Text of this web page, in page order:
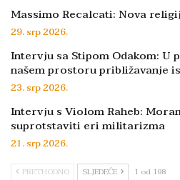
Massimo Recalcati: Nova
29. srp 2026.
Intervju sa Stipom Odakom: U
našem prostoru približavanje
23. srp 2026.
Intervju s Violom Raheb:
suprotstaviti eri militarizma
21. srp 2026.
PRETHODNO SLJEDEĆE 1 od 198